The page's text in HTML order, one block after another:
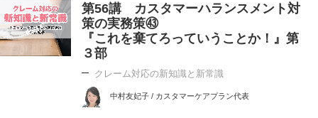
第56講 カスタマーハランスメント対
策の実務策㊸
『これを棄てろっていうことか！』第
３部
クレーム対応の新知識と新常識
中村友妃子 / カスタマーケアプラン代表